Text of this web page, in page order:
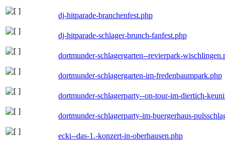
dj-hitparade-branchenfest.php
dj-hitparade-schlager-brunch-fanfest.php
dortmunder-schlagergarten--revierpark-
dortmunder-schlagergarten-im-fredenbaumpark.php
dortmunder-schlagerparty--on-tour-im-diertich-
dortmunder-schlagerparty-im-buergerhaus-
ecki--das-1.-konzert-in-oberhausen.php